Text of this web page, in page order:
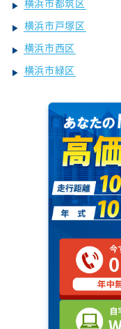
横浜市戸塚区
横浜市西区
横浜市緑区